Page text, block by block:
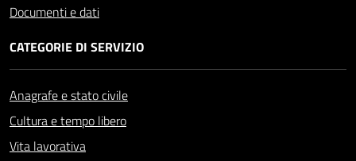
Documenti e dati
CATEGORIE DI SERVIZIO
Anagrafe e stato civile
Cultura e tempo libero
Vita lavorativa